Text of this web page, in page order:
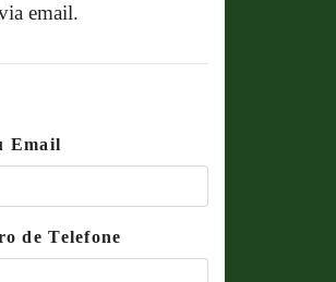
email.
Email
de Telefone